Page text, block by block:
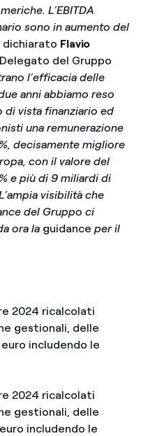
L’EBITDA
sono in aumento del
dichiarato Flavio
del Gruppo
l’efficacia delle
anni abbiamo reso
di vista finanziario ed
una remunerazione
decisamente migliore
con il valore del
e più di 9 miliardi di
visibilità che
del Gruppo ci
ora la guidance per il
2024 ricalcolati
gestionali, delle
includendo le
2024 ricalcolati
gestionali, delle
includendo le